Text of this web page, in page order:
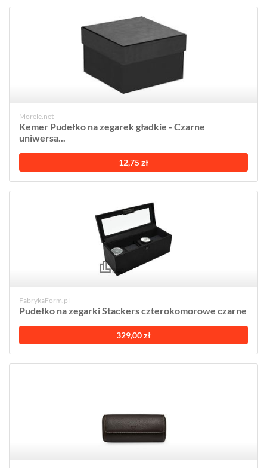
Morele.net
Kemer Pudełko na zegarek gładkie - Czarne
uniwersa...
12,75 zł
FabrykaForm.pl
Pudełko na zegarki Stackers czterokomorowe czarne
329,00 zł